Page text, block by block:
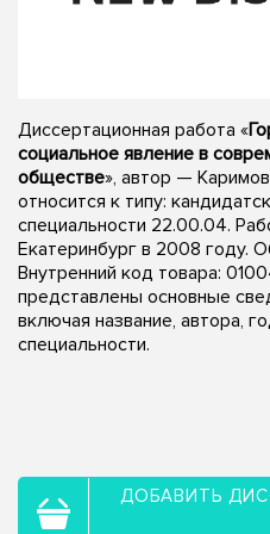
Диссертационная работа «
социальное явление в
обществе», автор —
относится к типу:
специальности 22.00.04.
Екатеринбург в 2008 году.
Внутренний код товара:
представлены основные
включая название, автора,
специальности.
ДОБАВИТЬ